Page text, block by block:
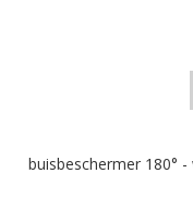
buisbeschermer 180°